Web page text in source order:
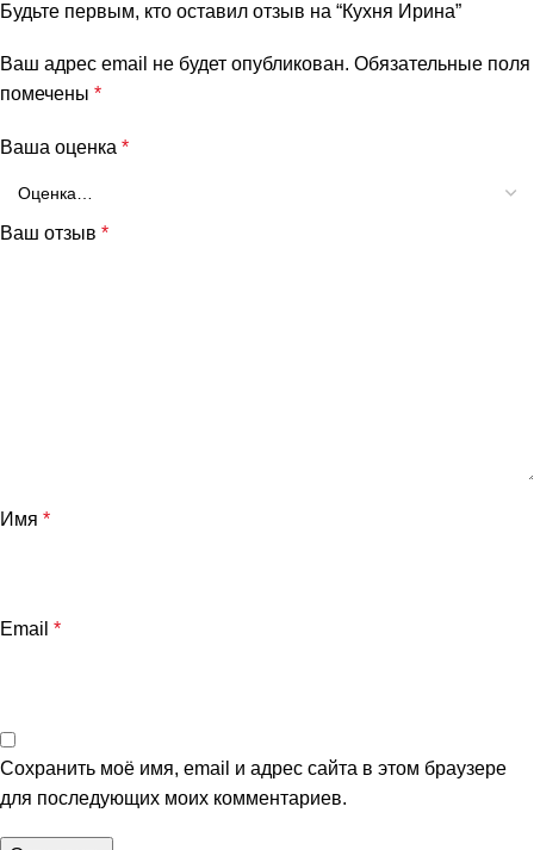
Будьте первым, кто оставил отзыв на “Кухня Ирина”
Ваш адрес email не будет опубликован. Обязательные поля
помечены *
Ваша оценка *
Ваш отзыв *
Имя *
Email *
Сохранить моё имя, email и адрес сайта в этом браузере
для последующих моих комментариев.